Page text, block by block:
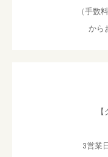
（手数
から
3営業